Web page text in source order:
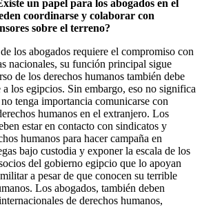
un papel para los abogados en el
coordinarse y colaborar con
sobre el terreno?
los abogados requiere el compromiso con
nacionales, su función principal sigue
de los derechos humanos también debe
los egipcios. Sin embargo, eso no significa
tenga importancia comunicarse con
humanos en el extranjero. Los
estar en contacto con sindicatos y
humanos para hacer campaña en
bajo custodia y exponer la escala de los
del gobierno egipcio que lo apoyan
a pesar de que conocen su terrible
Los abogados, también deben
de derechos humanos,